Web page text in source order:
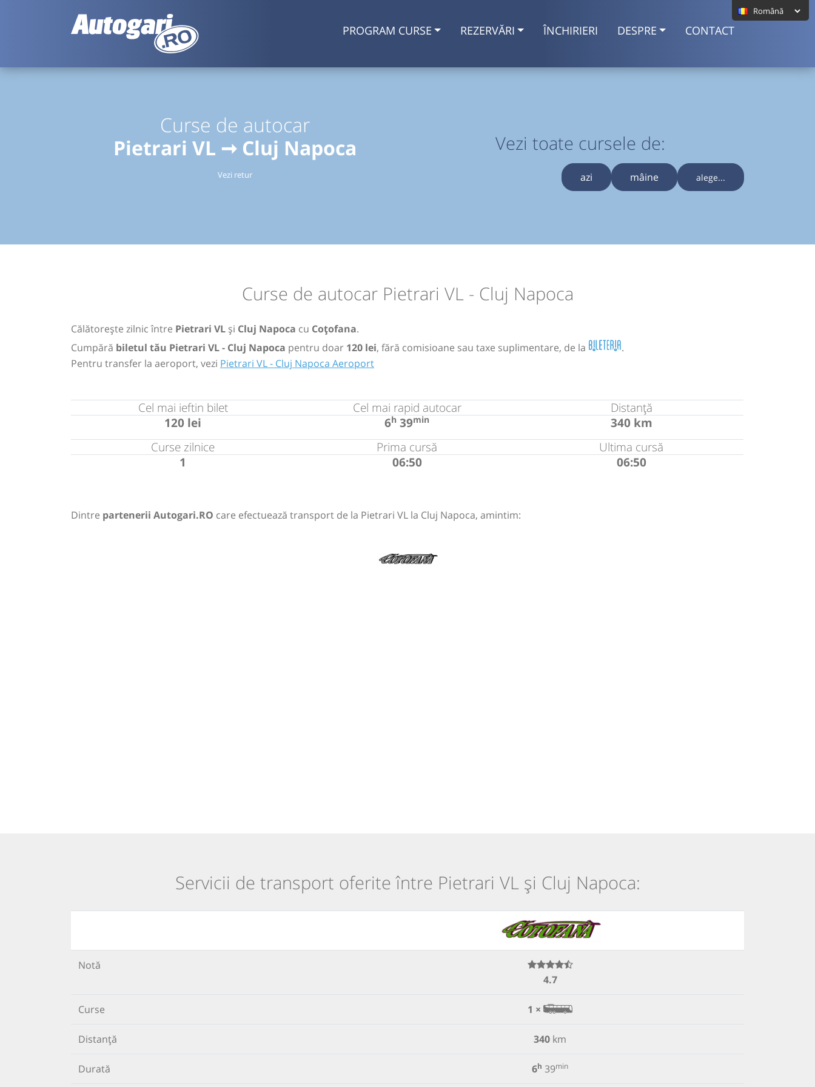
PROGRAM CURSE REZERVĂRI ÎNCHIRIERI DESPRE CONTACT
Curse de autocar
Pietrari VL ➞ Cluj Napoca
Vezi retur
Vezi toate cursele de:
azi mâine alege...
Curse de autocar Pietrari VL - Cluj Napoca
Călătorește zilnic între Pietrari VL și Cluj Napoca cu Coțofana.
Cumpără biletul tău Pietrari VL - Cluj Napoca pentru doar 120 lei, fără comisioane sau taxe suplimentare, de la
.
Pentru transfer la aeroport, vezi Pietrari VL - Cluj Napoca Aeroport
Cel mai ieftin bilet
120 lei
Cel mai rapid autocar
6h 39min
Distanță
340 km
Curse zilnice
1
Prima cursă
06:50
Ultima cursă
06:50
Dintre partenerii Autogari.RO care efectuează transport de la Pietrari VL la Cluj Napoca, amintim:
Servicii de transport oferite între Pietrari VL și Cluj Napoca:
Notă
4.7
Curse 1 ×
Distanță 340 km
Durată 6h 39min